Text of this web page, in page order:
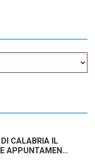
CALABRIA IL
APPUNTAMEN…